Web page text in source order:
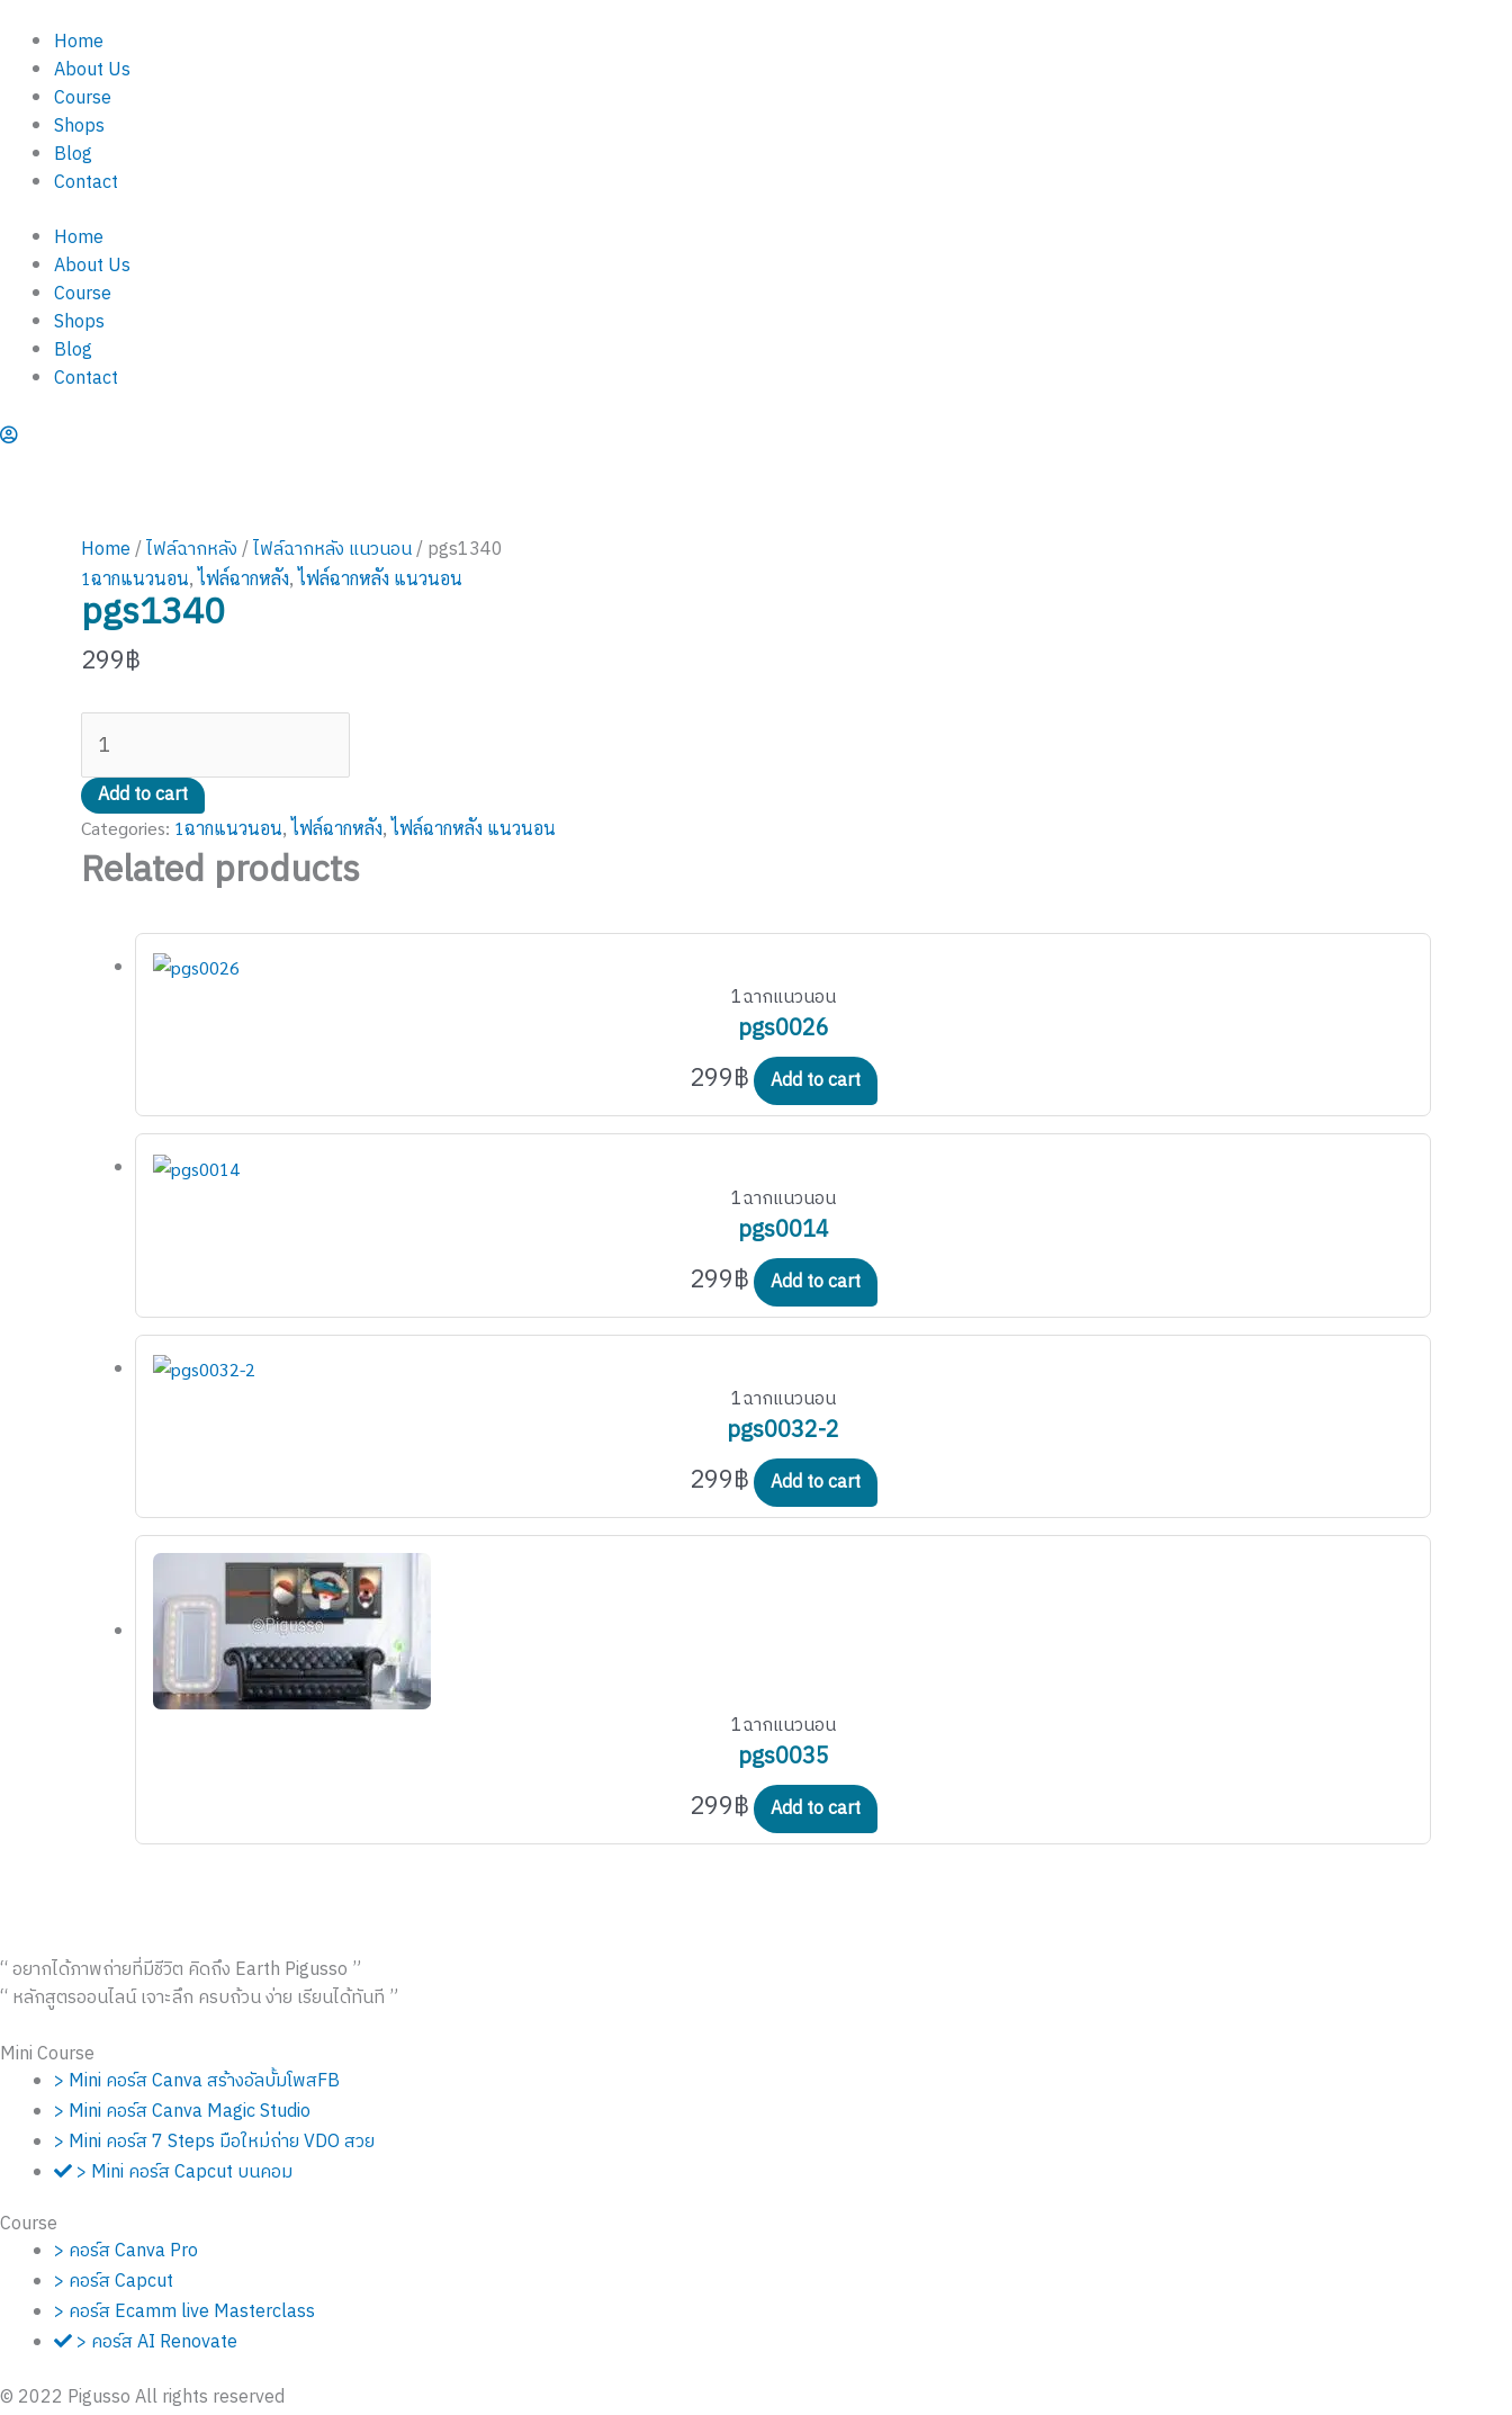
content
Home
About Us
Course
Shops
Blog
Contact
Home
About Us
Course
Shops
Blog
Contact
Home/ไฟล์ฉากหลัง/ไฟล์ฉากหลัง แนวนอน/ pgs1340
1ฉากแนวนอน,ไฟล์ฉากหลัง,ไฟล์ฉากหลัง แนวนอน
pgs1340
299฿
quantity
Add to cart
Categories: 1ฉากแนวนอน,ไฟล์ฉากหลัง,ไฟล์ฉากหลัง แนวนอน
Related products
1ฉากแนวนอน
pgs0026
299฿ Add to cart
1ฉากแนวนอน
pgs0014
299฿ Add to cart
1ฉากแนวนอน
pgs0032-2
299฿ Add to cart
1ฉากแนวนอน
pgs0035
299฿ Add to cart
“ อยากได้ภาพถ่ายที่มีชีวิต คิดถึง Earth Pigusso ”
“ หลักสูตรออนไลน์ เจาะลึก ครบถ้วน ง่าย เรียนได้ทันที ”
Mini Course
> Mini คอร์ส Canva สร้างอัลบั้มโพสFB
> Mini คอร์ส Canva Magic Studio
> Mini คอร์ส 7 Steps มือใหม่ถ่าย VDO สวย
> Mini คอร์ส Capcut บนคอม
Course
> คอร์ส Canva Pro
> คอร์ส Capcut
> คอร์ส Ecamm live Masterclass
> คอร์ส AI Renovate
© 2022 Pigusso All rights reserved